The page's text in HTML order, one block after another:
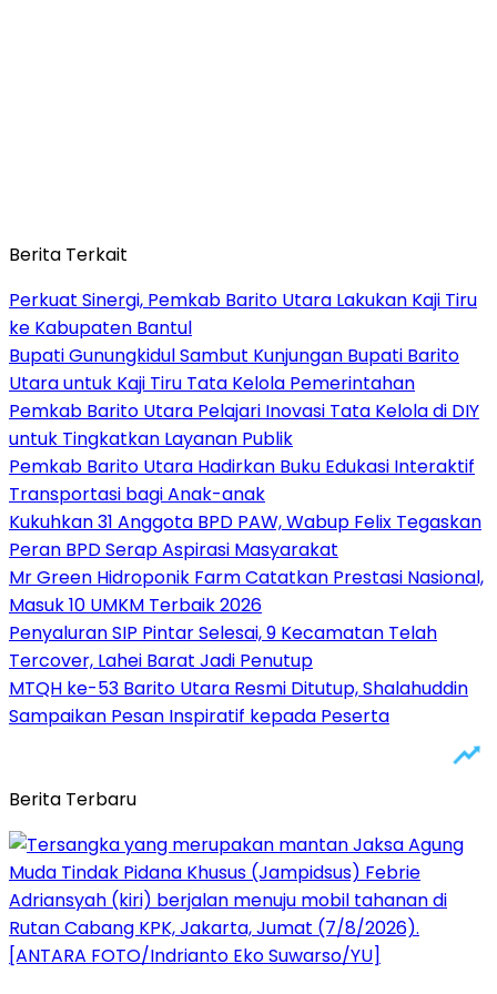
Berita Terkait
Perkuat Sinergi, Pemkab Barito Utara Lakukan Kaji Tiru
ke Kabupaten Bantul
Bupati Gunungkidul Sambut Kunjungan Bupati Barito
Utara untuk Kaji Tiru Tata Kelola Pemerintahan
Pemkab Barito Utara Pelajari Inovasi Tata Kelola di DIY
untuk Tingkatkan Layanan Publik
Pemkab Barito Utara Hadirkan Buku Edukasi Interaktif
Transportasi bagi Anak-anak
Kukuhkan 31 Anggota BPD PAW, Wabup Felix Tegaskan
Peran BPD Serap Aspirasi Masyarakat
Mr Green Hidroponik Farm Catatkan Prestasi Nasional,
Masuk 10 UMKM Terbaik 2026
Penyaluran SIP Pintar Selesai, 9 Kecamatan Telah
Tercover, Lahei Barat Jadi Penutup
MTQH ke-53 Barito Utara Resmi Ditutup, Shalahuddin
Sampaikan Pesan Inspiratif kepada Peserta
Berita Terbaru